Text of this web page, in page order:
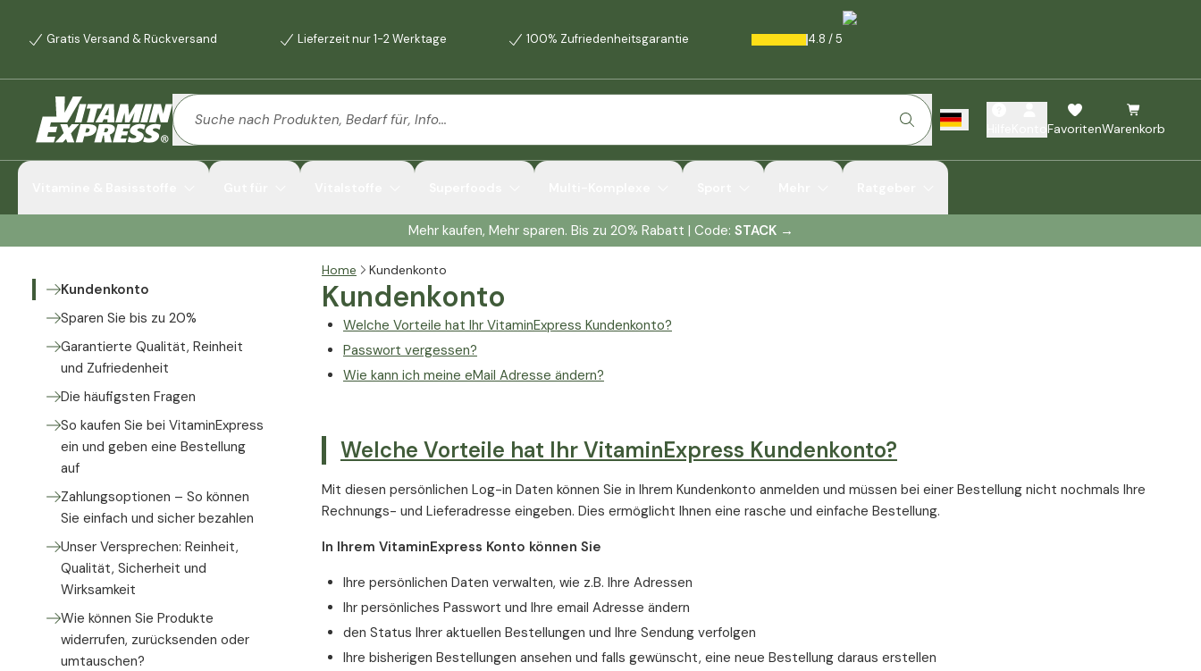
Gratis Versand & Rückversand Lieferzeit nur 1-2 Werktage 100% Zufriedenheitsgarantie 4.8 /5
FavoritenWarenkorb
Mehr kaufen, Mehr sparen. Bis zu 20% Rabatt | Code: STACK →
Kundenkonto
Sparen Sie bis zu 20%
Garantierte Qualität, Reinheit
und Zufriedenheit
Die häufigsten Fragen
So kaufen Sie bei VitaminExpress
ein und geben eine Bestellung
auf
Zahlungsoptionen – So können
Sie einfach und sicher bezahlen
Unser Versprechen: Reinheit,
Qualität, Sicherheit und
Wirksamkeit
Wie können Sie Produkte
widerrufen, zurücksenden oder
umtauschen?
Home Kundenkonto
Kundenkonto
Welche Vorteile hat Ihr VitaminExpress Kundenkonto?
Passwort vergessen?
Wie kann ich meine eMail Adresse ändern?
Welche Vorteile hat Ihr VitaminExpress Kundenkonto?
Mit diesen persönlichen Log-in Daten können Sie in Ihrem Kundenkonto anmelden und müssen bei einer Bestellung nicht nochmals Ihre
Rechnungs- und Lieferadresse eingeben. Dies ermöglicht Ihnen eine rasche und einfache Bestellung.
In Ihrem VitaminExpress Konto können Sie
Ihre persönlichen Daten verwalten, wie z.B. Ihre Adressen
Ihr persönliches Passwort und Ihre email Adresse ändern
den Status Ihrer aktuellen Bestellungen und Ihre Sendung verfolgen
Ihre bisherigen Bestellungen ansehen und falls gewünscht, eine neue Bestellung daraus erstellen